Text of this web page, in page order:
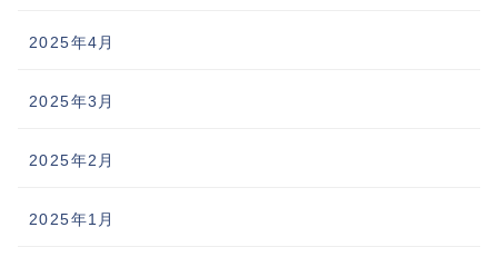
2025年4月
2025年3月
2025年2月
2025年1月